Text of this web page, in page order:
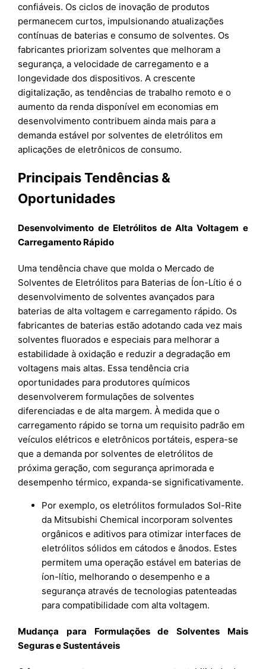
confiáveis. Os ciclos de inovação de produtos
permanecem curtos, impulsionando atualizações
contínuas de baterias e consumo de solventes. Os
fabricantes priorizam solventes que melhoram a
segurança, a velocidade de carregamento e a
longevidade dos dispositivos. A crescente
digitalização, as tendências de trabalho remoto e o
aumento da renda disponível em economias em
desenvolvimento contribuem ainda mais para a
demanda estável por solventes de eletrólitos em
aplicações de eletrônicos de consumo.
Principais Tendências &
Oportunidades
Desenvolvimento de Eletrólitos de Alta Voltagem e
Carregamento Rápido
Uma tendência chave que molda o Mercado de
Solventes de Eletrólitos para Baterias de Íon-Lítio é o
desenvolvimento de solventes avançados para
baterias de alta voltagem e carregamento rápido. Os
fabricantes de baterias estão adotando cada vez mais
solventes fluorados e especiais para melhorar a
estabilidade à oxidação e reduzir a degradação em
voltagens mais altas. Essa tendência cria
oportunidades para produtores químicos
desenvolverem formulações de solventes
diferenciadas e de alta margem. À medida que o
carregamento rápido se torna um requisito padrão em
veículos elétricos e eletrônicos portáteis, espera-se
que a demanda por solventes de eletrólitos de
próxima geração, com segurança aprimorada e
desempenho térmico, expanda-se significativamente.
Por exemplo, os eletrólitos formulados Sol-Rite
da Mitsubishi Chemical incorporam solventes
orgânicos e aditivos para otimizar interfaces de
eletrólitos sólidos em cátodos e ânodos. Estes
permitem uma operação estável em baterias de
íon-lítio, melhorando o desempenho e a
segurança através de tecnologias patenteadas
para compatibilidade com alta voltagem.
Mudança para Formulações de Solventes Mais
Seguras e Sustentáveis